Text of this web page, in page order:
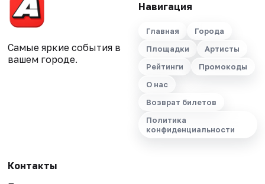
Самые яркие события в
вашем городе.
Навигация
Главная
Города
Площадки
Артисты
Рейтинги
Промокоды
О нас
Возврат билетов
Политика
конфиденциальности
Контакты